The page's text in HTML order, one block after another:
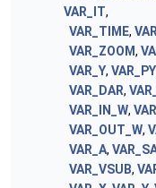
VAR_IT,
VAR_TIME,
VAR_ZOOM,
VAR_Y, VAR_PY
VAR_DAR,
VAR_IN_W,
VAR_OUT_W,
VAR_A,
VAR_VSUB,